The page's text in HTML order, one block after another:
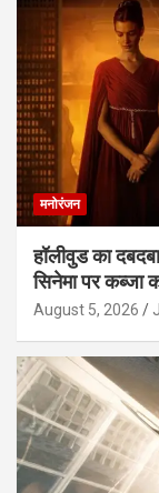
मनोरंजन
हॉलीवुड का
सिनेमा पर कब्जा
August 5, 2026